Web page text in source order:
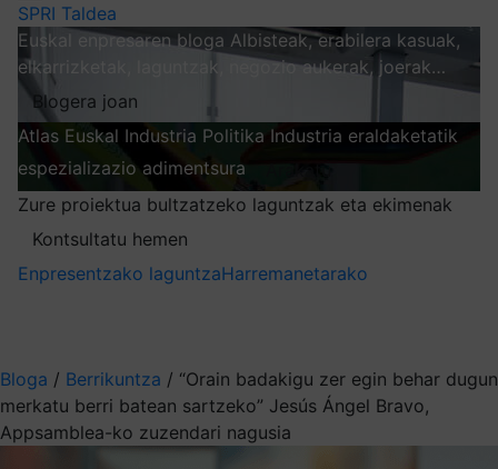
SPRI Taldea
Euskal enpresaren bloga Albisteak, erabilera kasuak,
elkarrizketak, laguntzak, negozio aukerak, joerak…
Blogera joan
Atlas Euskal Industria Politika Industria eraldaketatik
espezializazio adimentsura
Zure proiektua bultzatzeko laguntzak eta ekimenak
Kontsultatu hemen
Enpresentzako laguntzaHarremanetarako
Bloga / Berrikuntza / “Orain badakigu zer egin behar dugun
merkatu berri batean sartzeko” Jesús Ángel Bravo,
Appsamblea-ko zuzendari nagusia